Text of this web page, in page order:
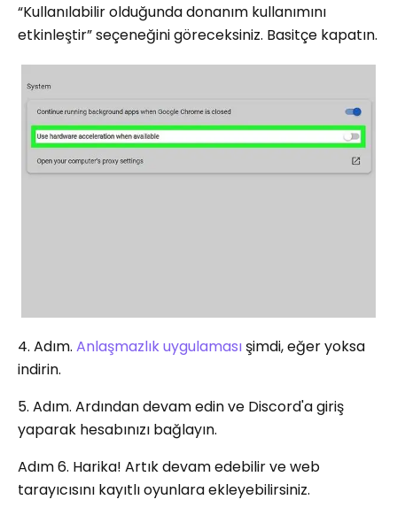
“Kullanılabilir olduğunda donanım kullanımını
etkinleştir” seçeneğini göreceksiniz. Basitçe kapatın.
4. Adım. Anlaşmazlık uygulamasışimdi, eğer yoksa
indirin.
5. Adım. Ardından devam edin ve Discord'a giriş
yaparak hesabınızı bağlayın.
Adım 6. Harika! Artık devam edebilir ve web
tarayıcısını kayıtlı oyunlara ekleyebilirsiniz.